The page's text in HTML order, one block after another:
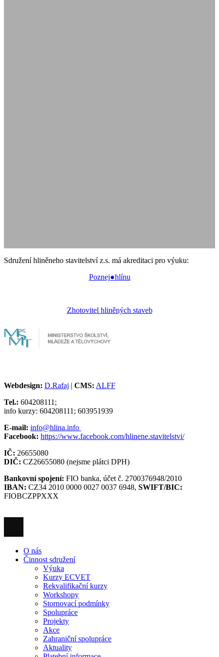
Sdružení hliněneho stavitelství z.s. má akreditaci pro výuku:
Poznej●hlínu
Zhotovitel hliněných staveb
Webdesign: D.Rafaj | CMS: ALFF
Tel.: 604208111;
info kurzy: 604208111; 603951939
E-mail: info@hlina.info
Facebook: https://www.facebook.com/hlinene.stavitelstvi/
IČ: 26655080
DIČ: CZ26655080 (nejsme plátci DPH)
Bankovní spojení: FIO banka, účet č. 2700376948/2010
IBAN: CZ34 2010 0000 0027 0037 6948, SWIFT/BIC:
FIOBCZPPXXX
O nás
Činnost sdružení
Výuka
Kurzy ECVET
Rekvalifikační kurzy
Workshopy
Stornovací podmínky
Spolupráce
Projekty
Akce
Zahraniční spolupráce
Aktuality